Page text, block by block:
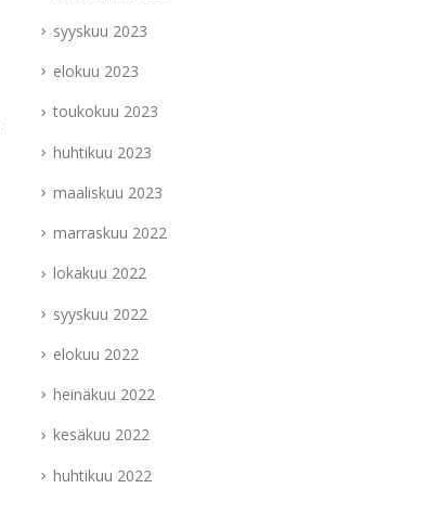
syyskuu 2023
elokuu 2023
toukokuu 2023
huhtikuu 2023
maaliskuu 2023
marraskuu 2022
lokakuu 2022
syyskuu 2022
elokuu 2022
heinäkuu 2022
kesäkuu 2022
huhtikuu 2022